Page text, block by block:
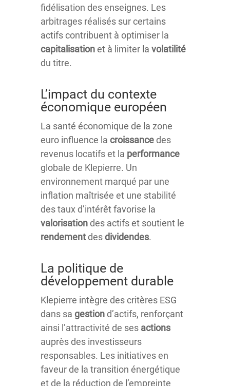
fidélisation des enseignes. Les
arbitrages réalisés sur certains
actifs contribuent à optimiser la
capitalisationet à limiter la volatilité
du titre.
L’impact du contexte
économique européen
La santé économique de la zone
euro influence la croissance des
revenus locatifs et la performance
globale de Klepierre. Un
environnement marqué par une
inflation maîtrisée et une stabilité
des taux d’intérêt favorise la
valorisation des actifs et soutient le
rendement desdividendes.
La politique de
développement durable
Klepierre intègre des critères ESG
dans sa gestion d’actifs, renforçant
ainsi l’attractivité de ses actions
auprès des investisseurs
responsables. Les initiatives en
faveur de la transition énergétique
et de la réduction de l’empreinte